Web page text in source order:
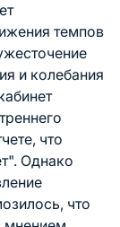
темпов
и колебания
что
Однако
что